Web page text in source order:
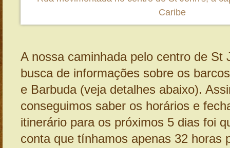
Caribe
A nossa caminhada pelo centro de St
busca de informações sobre os
e Barbuda (veja detalhes abaixo).
conseguimos saber os horários e
itinerário para os próximos 5 dias foi
conta que tínhamos apenas 32 horas